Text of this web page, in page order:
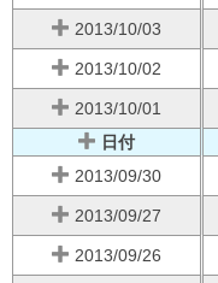
2013/10/03
2013/10/02
2013/10/01
日付
2013/09/30
2013/09/27
2013/09/26